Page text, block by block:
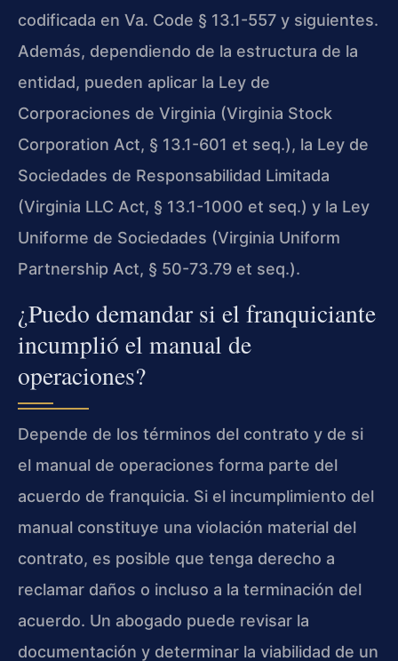
codificada en Va. Code § 13.1-557 y siguientes.
Además, dependiendo de la estructura de la
entidad, pueden aplicar la Ley de
Corporaciones de Virginia (Virginia Stock
Corporation Act, § 13.1-601 et seq.), la Ley de
Sociedades de Responsabilidad Limitada
(Virginia LLC Act, § 13.1-1000 et seq.) y la Ley
Uniforme de Sociedades (Virginia Uniform
Partnership Act, § 50-73.79 et seq.).
¿Puedo demandar si el franquiciante
incumplió el manual de
operaciones?
Depende de los términos del contrato y de si
el manual de operaciones forma parte del
acuerdo de franquicia. Si el incumplimiento del
manual constituye una violación material del
contrato, es posible que tenga derecho a
reclamar daños o incluso a la terminación del
acuerdo. Un abogado puede revisar la
documentación y determinar la viabilidad de un